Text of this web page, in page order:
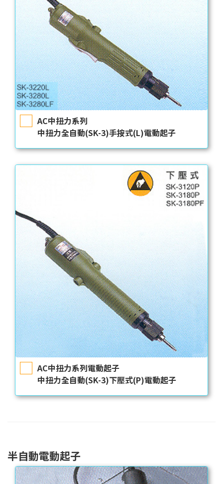
AC中扭力系列
中扭力全自動(SK-3)手按式(L)電動起子
AC中扭力系列電動起子
中扭力全自動(SK-3)下壓式(P)電動起子
半自動電動起子